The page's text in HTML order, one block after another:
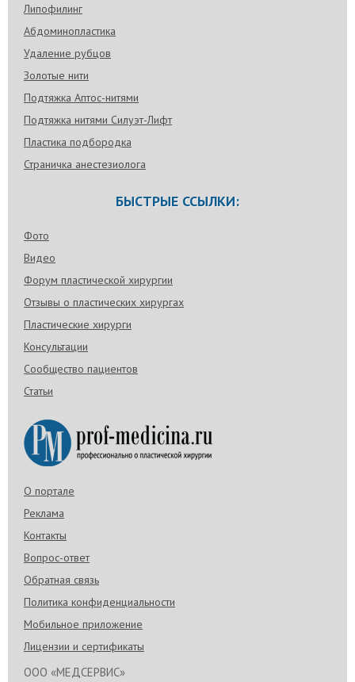
Липофилинг
Абдоминопластика
Удаление рубцов
Золотые нити
Подтяжка Аптос-нитями
Подтяжка нитями Силуэт-Лифт
Пластика подбородка
Страничка анестезиолога
БЫСТРЫЕ ССЫЛКИ:
Фото
Видео
Форум пластической хирургии
Отзывы о пластических хирургах
Пластические хирурги
Консультации
Сообщество пациентов
Статьи
О портале
Реклама
Контакты
Вопрос-ответ
Обратная связь
Политика конфиденциальности
Мобильное приложение
Лицензии и сертификаты
ООО «МЕДСЕРВИС»